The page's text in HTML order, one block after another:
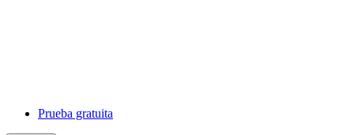
Prueba gratuita